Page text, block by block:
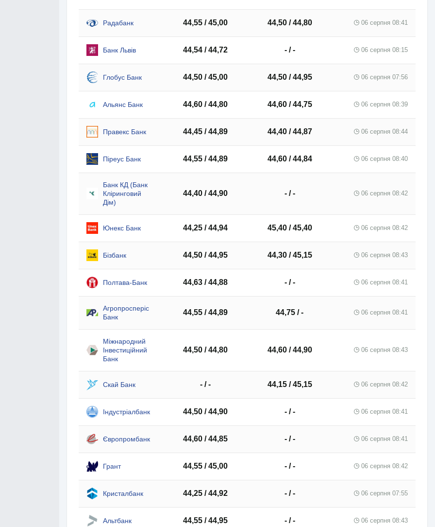
Радабанк 44,55 / 45,00 44,50 / 44,80 06 серпня 08:41
Банк Львів 44,54 / 44,72 - / - 06 серпня 08:15
Глобус Банк 44,50 / 45,00 44,50 / 44,95 06 серпня 07:56
Альянс Банк 44,60 / 44,80 44,60 / 44,75 06 серпня 08:39
Правекс Банк 44,45 / 44,89 44,40 / 44,87 06 серпня 08:44
Піреус Банк 44,55 / 44,89 44,60 / 44,84 06 серпня 08:40
Банк КД (Банк
Кліринговий
Дім)
44,40 / 44,90 - / - 06 серпня 08:42
Юнекс Банк 44,25 / 44,94 45,40 / 45,40 06 серпня 08:42
Бізбанк 44,50 / 44,95 44,30 / 45,15 06 серпня 08:43
Полтава-Банк 44,63 / 44,88 - / - 06 серпня 08:41
Агропросперіс
Банк
44,55 / 44,89 44,75 / - 06 серпня 08:41
Міжнародний
Інвестиційний
Банк
44,50 / 44,80 44,60 / 44,90 06 серпня 08:43
Скай Банк - / - 44,15 / 45,15 06 серпня 08:42
Індустріалбанк 44,50 / 44,90 - / - 06 серпня 08:41
Європромбанк 44,60 / 44,85 - / - 06 серпня 08:41
Грант 44,55 / 45,00 - / - 06 серпня 08:42
Кристалбанк 44,25 / 44,92 - / - 06 серпня 07:55
Альтбанк 44,55 / 44,95 - / - 06 серпня 08:43